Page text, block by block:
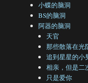
小蝶的脑洞
BS的脑洞
阿器的脑洞
天官
那些散落在光
追到星星的小
相亲，但是二
只是爱你